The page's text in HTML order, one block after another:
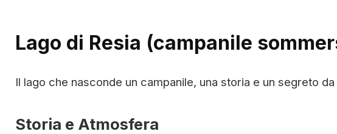
Lago di Resia (campanile
Il lago che nasconde un campanile, una storia e un segreto
Storia e Atmosfera